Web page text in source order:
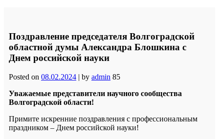
Поздравление председателя Волгоградской
областной думы Александра Блошкина с
Днем российской науки
Posted on 08.02.2024 | by admin 85
Уважаемые представители научного сообщества
Волгоградской области!
Примите искренние поздравления с профессиональным
праздником – Днем российской науки!